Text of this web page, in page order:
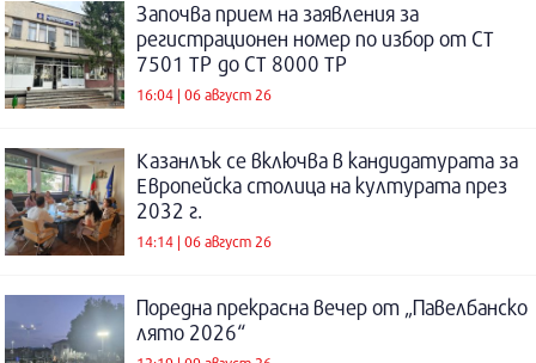
Започва прием на заявления за
регистрационен номер по избор от СТ
7501 ТР до СТ 8000 ТР
16:04 | 06 август 26
Казанлък се включва в кандидатурата за
Европейска столица на културата през
2032 г.
14:14 | 06 август 26
Поредна прекрасна вечер от „Павелбанско
лято 2026“